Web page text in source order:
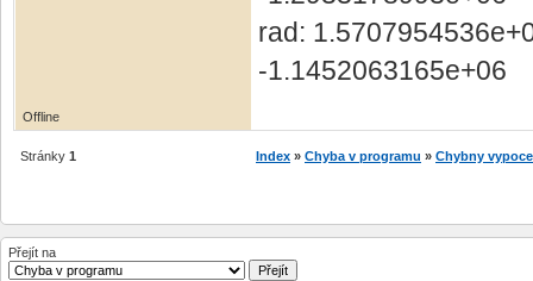
rad:
-1.1452063165e+06
Offline
Stránky 1 Index » Chyba v programu » Chybny
Přejít na